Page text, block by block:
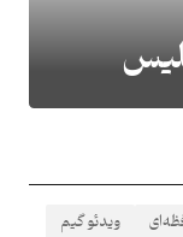
ویدئو گیم